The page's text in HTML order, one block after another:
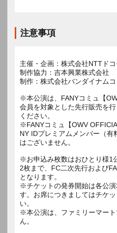
注意事項
主催・企画：株式会社NTTド
制作協力：吉本興業株式会社
制作：株式会社バンダイナム
※本公演は、FANYコミュ【
会員を対象とした先行販売を
ください。
※FANYコミュ【OWV
NY IDプレミアムメンバー（有
はございません。
※お申込み枚数はおひとり様1
2枚まで、FC二次先行および
となります。
※チケットの発券開始は各公
す。お席につきましてはチケ
い。
※本公演は、ファミリーマー
ん。